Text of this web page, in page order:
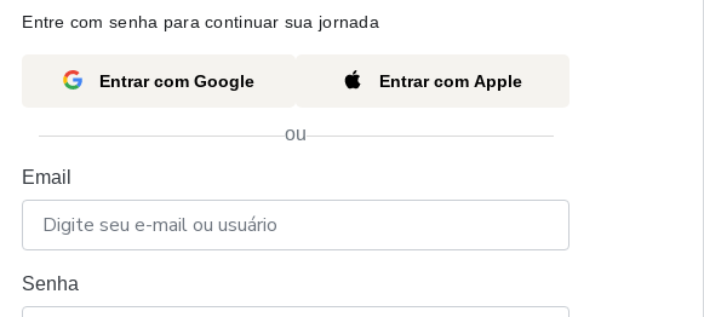
Entre com senha para continuar sua jornada
Entrar com Google Entrar com Apple
ou
Email
Senha